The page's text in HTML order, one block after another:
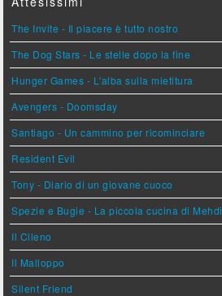
The Invite - Il piacere è tutto nostro
The Dog Stars - Le stelle dopo la fine
Hunger Games - L'alba sulla mietitura
Avengers - Doomsday
Santiago - Un cammino per ricominciare
Resident Evil
Tony - Diario di un giovane cuoco
Spezie e Bugie - La piccola cucina di Mehdi
Il Cileno
Il Malloppo
Silent Friend